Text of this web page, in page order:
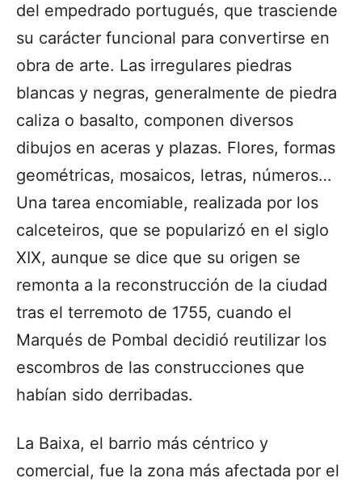
del empedrado portugués, que trasciende
su carácter funcional para convertirse en
obra de arte. Las irregulares piedras
blancas y negras, generalmente de piedra
caliza o basalto, componen diversos
dibujos en aceras y plazas. Flores, formas
geométricas, mosaicos, letras, números…
Una tarea encomiable, realizada por los
calceteiros, que se popularizó en el siglo
XIX, aunque se dice que su origen se
remonta a la reconstrucción de la ciudad
tras el terremoto de 1755, cuando el
Marqués de Pombal decidió reutilizar los
escombros de las construcciones que
habían sido derribadas.
La Baixa, el barrio más céntrico y
comercial, fue la zona más afectada por el